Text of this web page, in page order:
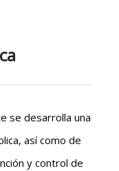
se desarrolla una
así como de
y control de